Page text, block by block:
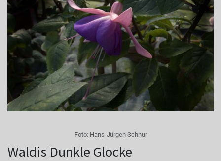
Foto: Hans-Jürgen Schnur
Waldis Dunkle Glocke